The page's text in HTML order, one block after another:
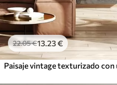
22.05€13.23€